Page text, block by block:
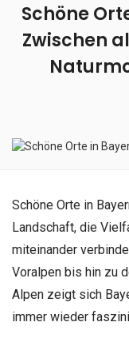
Schöne
Zwischen
Schöne Orte in
Landschaft, die
miteinander
Voralpen bis hin zu
Alpen zeigt sich
immer wieder